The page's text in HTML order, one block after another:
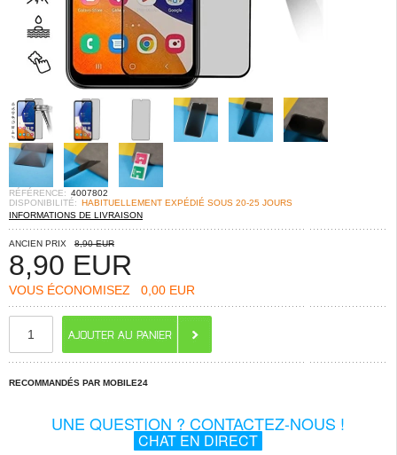
RÉFÉRENCE: 4007802
DISPONIBILITÉ: HABITUELLEMENT EXPÉDIÉ SOUS 20-25 JOURS
INFORMATIONS DE LIVRAISON
ANCIEN PRIX 8,90 EUR
8,90 EUR
VOUS ÉCONOMISEZ 0,00 EUR
RECOMMANDÉS PAR MOBILE24
UNE QUESTION ? CONTACTEZ-NOUS !
CHAT EN DIRECT